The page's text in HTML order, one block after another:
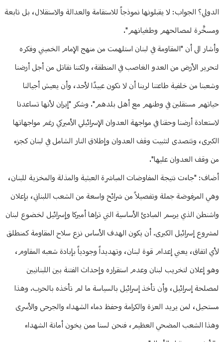
الدولي؟ الجواب: لا يقبلونها نموذجاً للاستقامة والعدالة والاستقلال، بل تابعة
ومسخَّرة لمصالحهم وطغيانهم".
وأشار الى أن "المقاومة في لبنان استلهمت من منهج الإمام الخميني وفكره
لتحرير الأرض من العدو الغاصب في المنطقة، ولكننا نقاتل من أجل أرضنا
وشعبنا من خلفية طاعتنا لربنا أن لا نكون عبيدًا لأحد، وأن يعيش أجيالنا
حياتهم مستقلين في وطنهم مع أهل بلدهم". وشكر "إيران لأنها تساعدنا
لاستعادة أرضنا وحقنا في مواجهة العدوان الإسرائيلي الأميركي رغم مواجهاتها
الكبرى، وتتصدى لتثبيت وقف العدوان وإطلاق النار الشامل في لبنان كجزء
من وقف العدوان عليها".
أضاف: "جاءت نتيجة المفاوضات المباشرة العبثية والمذلة والمخزية للبنان،
وهي المرفوضة جملة وتفصيلاً من شرائح واسعة من الشعب اللبناني، بإعلان
واشنطن الذي يرسم المبادئ الأساسية التي تراها أميركا وإسرائيل لخضوع لبنان
لمشروع إسرائيل الكبرى. أن يكون الهدف الأساس نزع سلاح المقاومة كمنطلق
لأي اتفاق، يعني إعدام قوة لبنان، وتهديداً وجودياً بإبادة شعبه المقاوم،
وهو إعلان لتخريب لبنان وعدم استقراره وإحداث الفتنة بين اللبنانيين
لمصلحة إسرائيل، وأن تأخذ إسرائيل بالسياسة ما لم تأخذه بالحرب. وهذا
مستحيل، لمن يريد العزة والكرامة وحفظ دماء الشهداء والجرحى والأسرى
وهذا الشعب المضحي العظيم، فنحن لسنا ممن يخون أمانة الشهداء